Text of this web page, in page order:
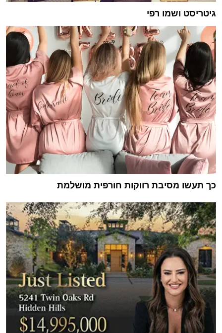
גיטריסט ושמו רפי
כך תעשו מסיבת רווקות חורפית מושלמת